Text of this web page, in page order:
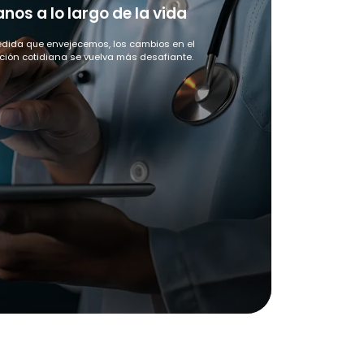
a lo largo de la vida
que envejecemos, los cambios en el
cotidiana se vuelva más desafiante.